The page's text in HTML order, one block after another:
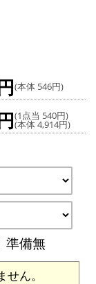
(本体 546円)
(1点当 540円)
(本体 4,914円)
準備無
ん。